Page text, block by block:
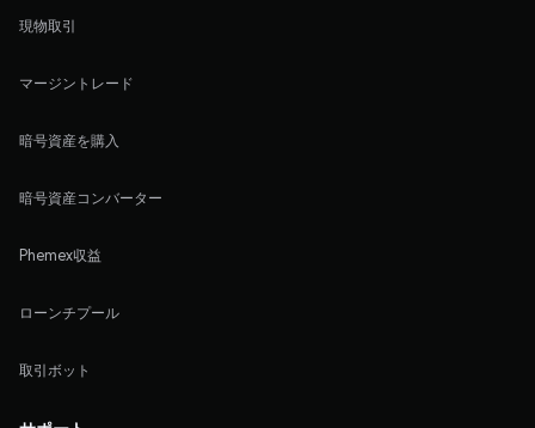
現物取引
マージントレード
暗号資産を購入
暗号資産コンバーター
Phemex収益
ローンチプール
取引ボット